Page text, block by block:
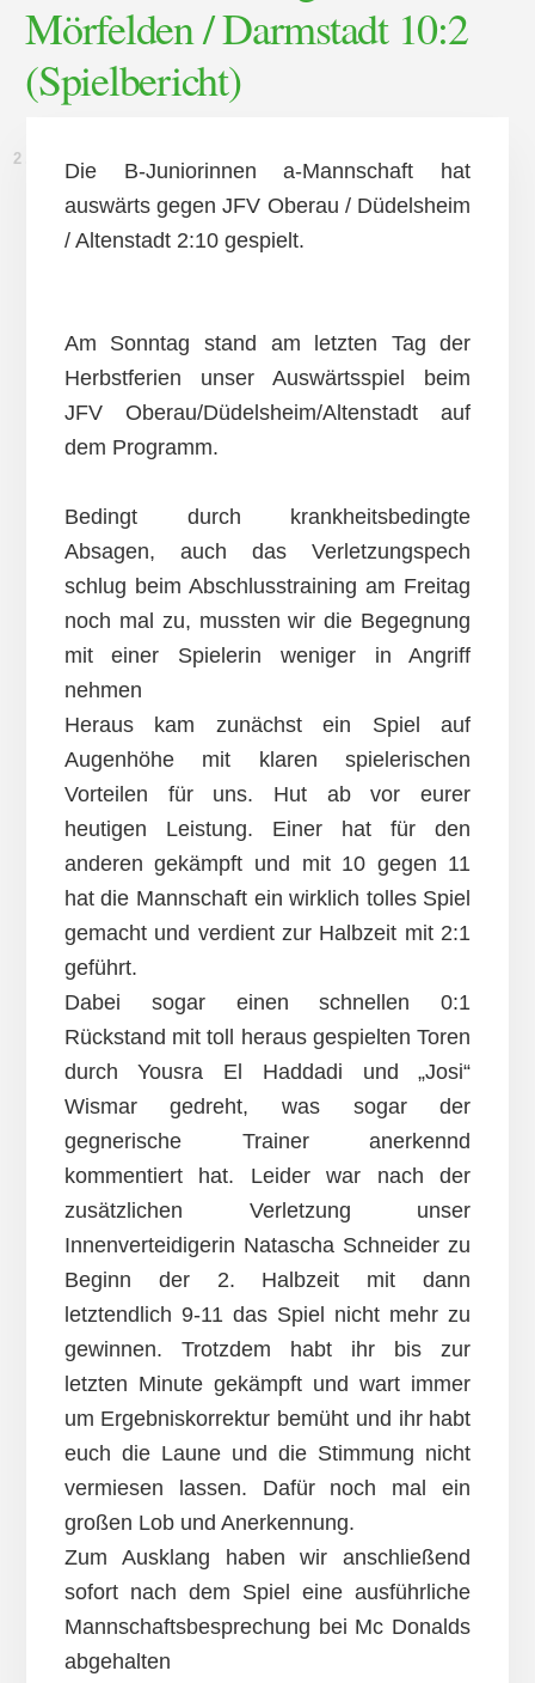
Mörfelden / Darmstadt 10:2
(Spielbericht)
2. NOVEMBER 2014
Die B-Juniorinnen a-Mannschaft hat
auswärts gegen JFV Oberau / Düdelsheim
/ Altenstadt 2:10 gespielt.
Am Sonntag stand am letzten Tag der
Herbstferien unser Auswärtsspiel beim
JFV Oberau/Düdelsheim/Altenstadt auf
dem Programm.
Bedingt durch krankheitsbedingte
Absagen, auch das Verletzungspech
schlug beim Abschlusstraining am Freitag
noch mal zu, mussten wir die Begegnung
mit einer Spielerin weniger in Angriff
nehmen
Heraus kam zunächst ein Spiel auf
Augenhöhe mit klaren spielerischen
Vorteilen für uns. Hut ab vor eurer
heutigen Leistung. Einer hat für den
anderen gekämpft und mit 10 gegen 11
hat die Mannschaft ein wirklich tolles Spiel
gemacht und verdient zur Halbzeit mit 2:1
geführt.
Dabei sogar einen schnellen 0:1
Rückstand mit toll heraus gespielten Toren
durch Yousra El Haddadi und „Josi“
Wismar gedreht, was sogar der
gegnerische Trainer anerkennd
kommentiert hat. Leider war nach der
zusätzlichen Verletzung unser
Innenverteidigerin Natascha Schneider zu
Beginn der 2. Halbzeit mit dann
letztendlich 9-11 das Spiel nicht mehr zu
gewinnen. Trotzdem habt ihr bis zur
letzten Minute gekämpft und wart immer
um Ergebniskorrektur bemüht und ihr habt
euch die Laune und die Stimmung nicht
vermiesen lassen. Dafür noch mal ein
großen Lob und Anerkennung.
Zum Ausklang haben wir anschließend
sofort nach dem Spiel eine ausführliche
Mannschaftsbesprechung bei Mc Donalds
abgehalten